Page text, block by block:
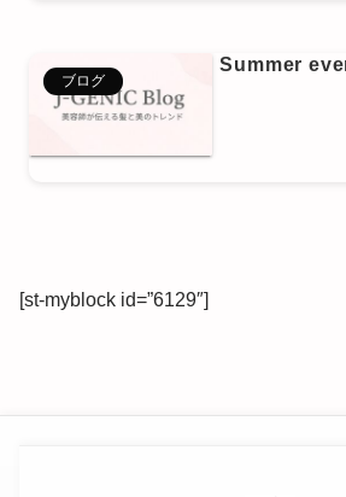
ブログ
Summer
[st-myblock id=”6129″]